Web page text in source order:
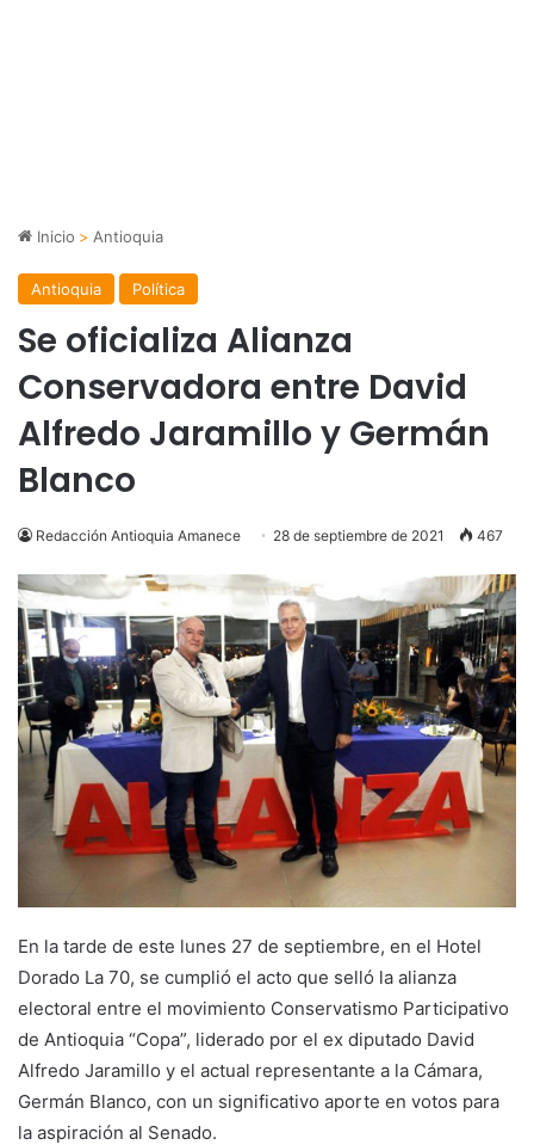
Inicio > Antioquia
Antioquia Política
Se oficializa Alianza
Conservadora entre David
Alfredo Jaramillo y Germán
Blanco
Redacción Antioquia Amanece 28 de septiembre de 2021 467
En la tarde de este lunes 27 de septiembre, en el Hotel
Dorado La 70, se cumplió el acto que selló la alianza
electoral entre el movimiento Conservatismo Participativo
de Antioquia “Copa”, liderado por el ex diputado David
Alfredo Jaramillo y el actual representante a la Cámara,
Germán Blanco, con un significativo aporte en votos para
la aspiración al Senado.